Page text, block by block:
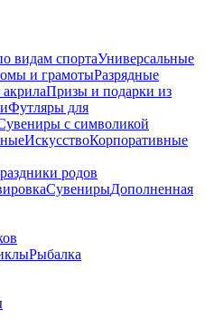
видам спортаУниверсальные
и грамотыРазрядные
Призы и подарки из
Футляры для
с символикой
ИскусствоКорпоративные
родов
СувенирыДополненная
Рыбалка